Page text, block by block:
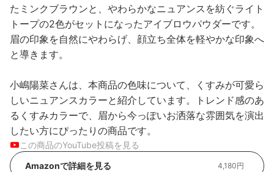
たミンクブラウンと、やわらかなニュアンスを紡ぐライト
トープの2色がセットになったアイブロウパウダーです。
眉の印象を自然にやわらげ、顔立ち全体を軽やかな印象へ
と導きます。
小嶋陽菜さんは、本商品の色味について、くすみが可愛ら
しいニュアンスカラーと紹介しています。トレンド感のあ
るくすみカラーで、眉から今っぽいお洒落な雰囲気を演出
したい方にぴったりの商品です。
この商品のYouTube投稿を見る
Amazonで詳細を見る 4,180円